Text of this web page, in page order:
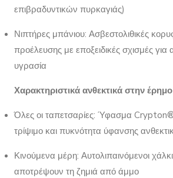
επιβραδυντικών πυρκαγιάς)
Νιπτήρες μπάνιου: Ασβεστολιθικές
προέλευσης με εποξειδικές σχισμές για
υγρασία
Χαρακτηριστικά ανθεκτικά στην έρημο
Όλες οι ταπετσαρίες: Ύφασμα
τρίψιμο και πυκνότητα ύφανσης
Κινούμενα μέρη: Αυτολιπαινόμενοι
αποτρέψουν τη ζημιά από άμμο